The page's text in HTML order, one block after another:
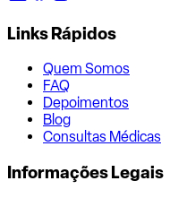
Links Rápidos
Quem Somos
FAQ
Depoimentos
Blog
Consultas Médicas
Informações Legais